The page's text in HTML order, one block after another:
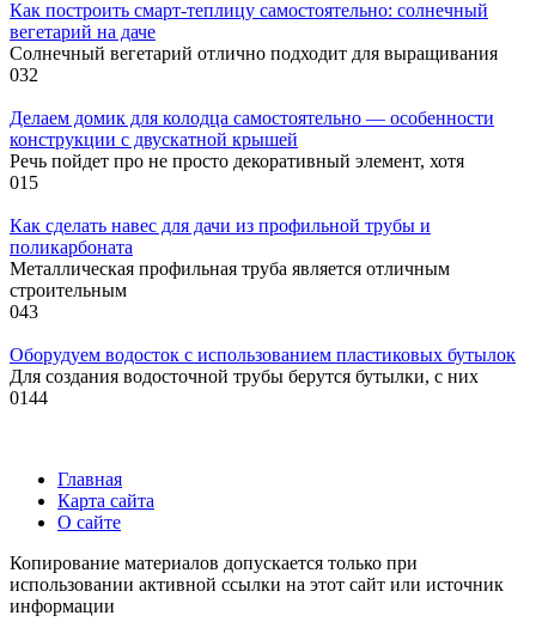
Как построить смарт-теплицу самостоятельно: солнечный
вегетарий на даче
Солнечный вегетарий отлично подходит для выращивания
032
Делаем домик для колодца самостоятельно — особенности
конструкции с двускатной крышей
Речь пойдет про не просто декоративный элемент, хотя
015
Как сделать навес для дачи из профильной трубы и
поликарбоната
Металлическая профильная труба является отличным
строительным
043
Оборудуем водосток с использованием пластиковых бутылок
Для создания водосточной трубы берутся бутылки, с них
0144
Главная
Карта сайта
О сайте
Копирование материалов допускается только при
использовании активной ссылки на этот сайт или источник
информации